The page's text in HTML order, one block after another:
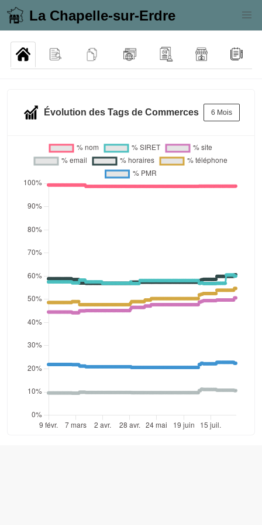
La Chapelle-sur-Erdre
Évolution des Tags de Commerces 6 Mois